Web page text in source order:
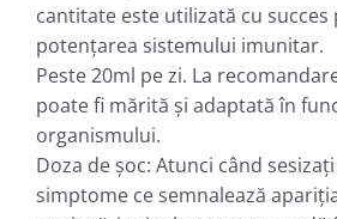
cantitate este utilizată cu succes
potenţarea sistemului imunitar.
Peste 20ml pe zi. La
poate fi mărită şi adaptată în
organismului.
Doza de şoc: Atunci când
simptome ce semnalează